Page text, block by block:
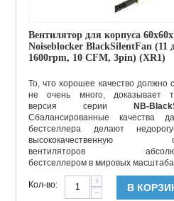
Вентилятор для корпуса
Noiseblocker BlackSilentFan (11
1600rpm, 10 CFM, 3pin) (XR1)
То, что хорошее качество должно
не очень много, доказывает
версия серии NB-
Сбалансированные качества
бестселлера делают
высококачественную
вентиляторов
бестселлером в мировых
Кол-во:
+
−
В